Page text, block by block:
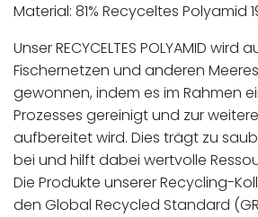
Material: 81% Recyceltes Polyamid
Unser RECYCELTES POLYAMID wird
Fischernetzen und anderen
gewonnen, indem es im Rahmen
Prozesses gereinigt und zur
aufbereitet wird. Dies trägt zu
bei und hilft dabei wertvolle
Die Produkte unserer Recycling-
den Global Recycled Standard